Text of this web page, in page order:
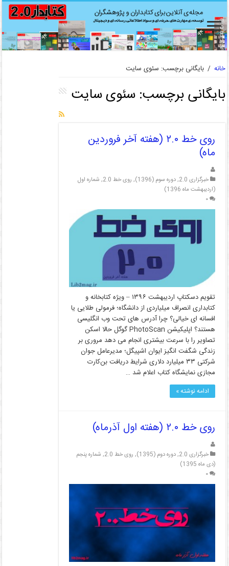
خانه / بایگانی برچسب: سئوی سایت
بایگانی برچسب: سئوی سایت
روی خط ۲.۰ (هفته آخر فروردین
ماه)
خبرگزاری 2.0 ,دوره سوم (1396) , روی خط 2.0 , شماره اول
(اردیبهشت ماه 1396)
۰
تقویم دسکتاپ اردیبهشت ۱۳۹۶ – ویژه کتابخانه و
کتابداری انصراف میلیاردی از دانشگاه؛ فرمولی طلایی یا
افسانه ای خیالی؟ چرا آدرس های تحت وب انگلیسی
هستند؟ اپلیکیشن PhotoScan گوگل حالا اسکن
تصاویر را با سرعت بیشتری انجام می دهد مروری بر
زندگی شگفت انگیز ایوان اشپیگل؛ مدیرعامل جوان
شرکتی ۳۳ میلیارد دلاری شرایط دریافت بن‌کارت
مجازی نمایشگاه کتاب اعلام شد …
ادامه نوشته »
روی خط ۲.۰ (هفته اول آذرماه)
خبرگزاری 2.0 ,دوره دوم (1395) , روی خط 2.0 , شماره پنجم
(دی ماه 1395)
۰